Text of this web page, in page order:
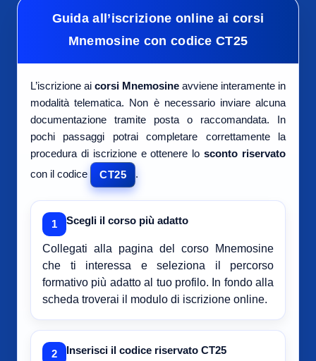
Guida all’iscrizione online ai corsi
Mnemosine con codice CT25
L’iscrizione ai corsi Mnemosine avviene interamente in
modalità telematica. Non è necessario inviare alcuna
documentazione tramite posta o raccomandata. In
pochi passaggi potrai completare correttamente la
procedura di iscrizione e ottenere losconto riservato
con il codice
CT25 .
1 Scegli il corso più adatto
Collegati alla pagina del corso Mnemosine
che ti interessa e seleziona il percorso
formativo più adatto al tuo profilo. In fondo alla
scheda troverai il modulo di iscrizione online.
2 Inserisci il codice riservato CT25